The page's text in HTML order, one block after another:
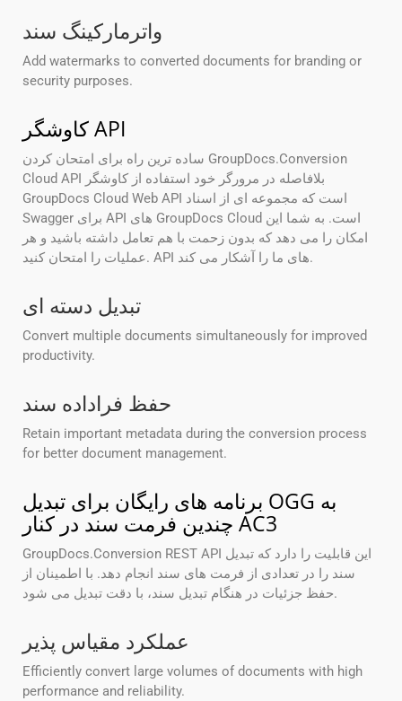
واترمارکینگ سند
Add watermarks to converted documents for branding or
security purposes.
کاوشگر API
ساده ترین راه برای امتحان کردن GroupDocs.Conversion
Cloud API بلافاصله در مرورگر خود استفاده از کاوشگر
GroupDocs Cloud Web API است که مجموعه ای از اسناد
Swagger برای API های GroupDocs Cloud است. به شما این
امکان را می دهد که بدون زحمت با هم تعامل داشته باشید و هر
عملیات را امتحان کنید. API های ما را آشکار می کند.
تبدیل دسته ای
Convert multiple documents simultaneously for improved
productivity.
حفظ فراداده سند
Retain important metadata during the conversion process
for better document management.
برنامه های رایگان برای تبدیل OGG به
چندین فرمت سند در کنار AC3
GroupDocs.Conversion REST API این قابلیت را دارد که تبدیل
سند را در تعدادی از فرمت های سند انجام دهد. با اطمینان از
حفظ جزئیات در هنگام تبدیل سند، با دقت تبدیل می شود.
عملکرد مقیاس پذیر
Efficiently convert large volumes of documents with high
performance and reliability.